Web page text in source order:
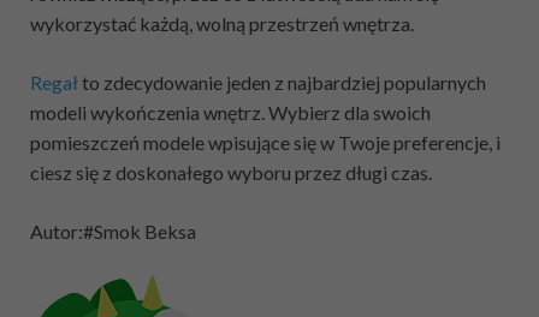
wykorzystać każdą, wolną przestrzeń wnętrza.
Regałto zdecydowanie jeden z najbardziej popularnych
modeli wykończenia wnętrz. Wybierz dla swoich
pomieszczeń modele wpisujące się w Twoje preferencje, i
ciesz się z doskonałego wyboru przez długi czas.
Autor:#Smok Beksa